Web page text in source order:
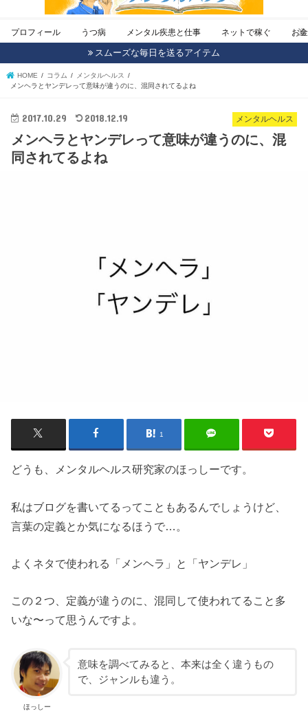
プロフィール うつ病 メンタル疾患と仕事 ネットで稼ぐ お
スムーズな毎日を送るアイテム
HOME コラム
メンタルヘルス
メンヘラとヤンデレって意味が違うのに、混同されてるよね
メンタルヘルス
2017.10.29 2018.12.19
メンヘラとヤンデレって意味が違うのに、混
同されてるよね
1
どうも、メンタルヘルス研究家のほっしーです。
私はブログを書いてるってこともあるんでしょうけど、
言葉の定義とか気になるほうで…。
よくネタで使われる「メンヘラ」と「ヤンデレ」
この２つ、定義が違うのに、混同して使われてること多
いな〜って思うんですよ。
ほっしー
意味を調べてみると、本来は全く違うもの
で、ジャンルも違う。